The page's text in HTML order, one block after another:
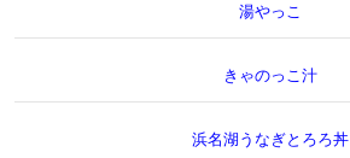
湯やっこ
きゃのっこ汁
浜名湖うなぎとろろ丼